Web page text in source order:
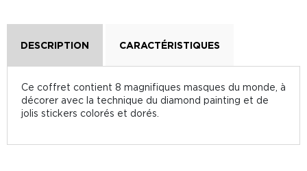
DESCRIPTION CARACTÉRISTIQUES
Ce coffret contient 8 magnifiques masques du monde, à
décorer avec la technique du diamond painting et de
jolis stickers colorés et dorés.